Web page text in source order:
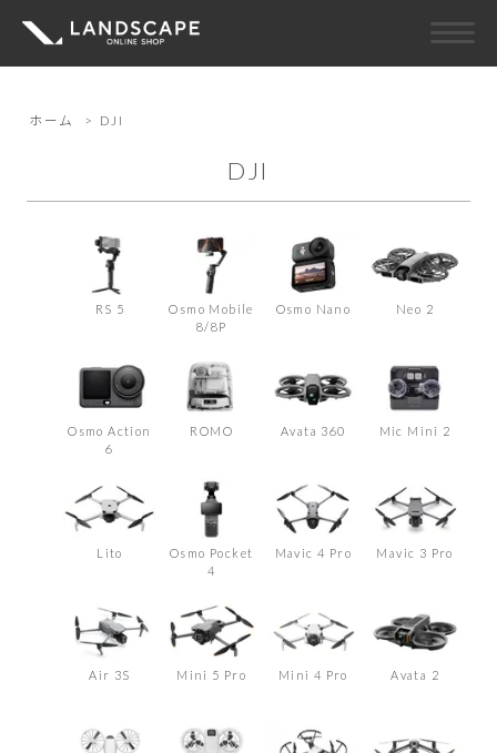
ホーム > DJI
DJI
RS 5
Osmo Mobile
8/8P
Osmo Nano Neo 2
Osmo Action
6
ROMO Avata 360 Mic Mini 2
Lito
Osmo Pocket
4
Mavic 4 Pro Mavic 3 Pro
Air 3S Mini 5 Pro Mini 4 Pro Avata 2